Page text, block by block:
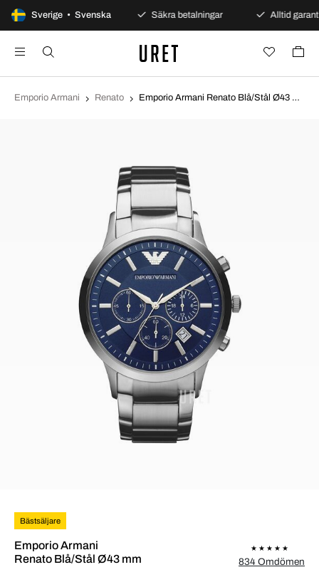
Sverige • Svenska
100 dagars öppet köp Säkra betalningar Alltid garanti
Emporio Armani Renato Emporio Armani Renato Blå/Stål Ø43 mm AR2448
Bästsäljare
Emporio Armani
Renato Blå/Stål Ø43 mm
834 Omdömen